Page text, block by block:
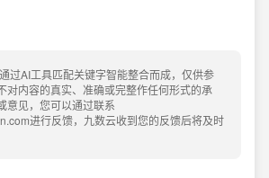
过AI工具匹配关键字智能整合而成，仅供参
对内容的真实、准确或完整作任何形式的承
意见，您可以通过联系
进行反馈，九数云收到您的反馈后将及时